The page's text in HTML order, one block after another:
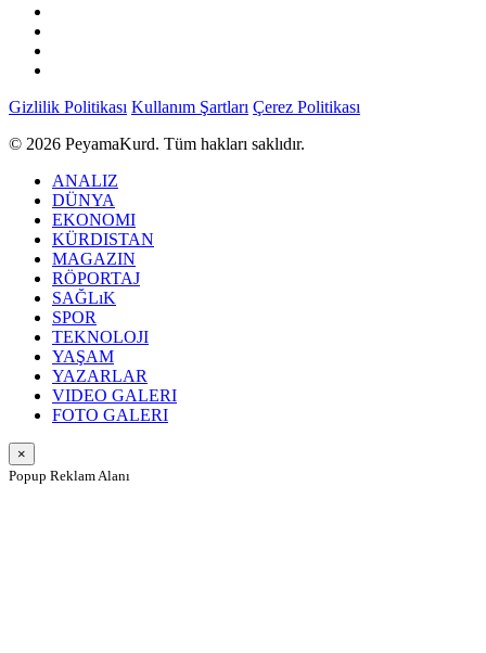
Gizlilik Politikası Kullanım Şartları Çerez Politikası
© 2026 PeyamaKurd. Tüm hakları saklıdır.
ANALIZ
DÜNYA
EKONOMI
KÜRDISTAN
MAGAZIN
RÖPORTAJ
SAĞLıK
SPOR
TEKNOLOJI
YAŞAM
YAZARLAR
VIDEO GALERI
FOTO GALERI
×
Popup Reklam Alanı